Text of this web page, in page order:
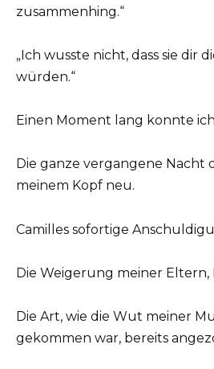
zusammenhing.“
„Ich wusste nicht, dass sie dir
würden.“
Einen Moment lang konnte
Die ganze vergangene Nacht
meinem Kopf neu.
Camilles sofortige
Die Weigerung meiner Eltern,
Die Art, wie die Wut meiner
gekommen war, bereits